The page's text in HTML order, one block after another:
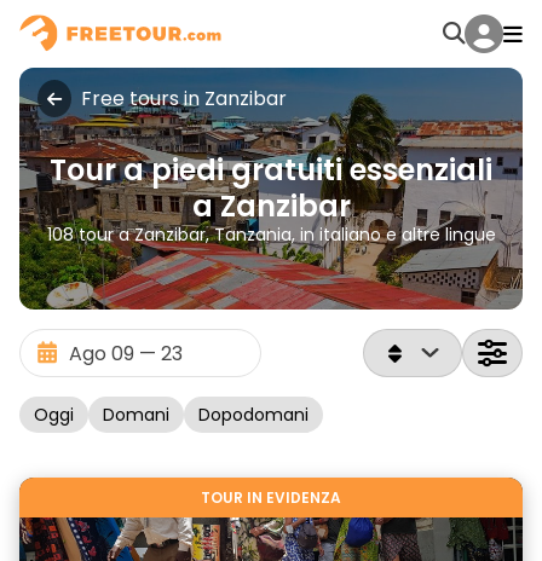
Free tours in Zanzibar
Tour a piedi gratuiti essenziali
a Zanzibar
108 tour a Zanzibar, Tanzania, in italiano e altre lingue
Oggi Domani Dopodomani
TOUR IN EVIDENZA